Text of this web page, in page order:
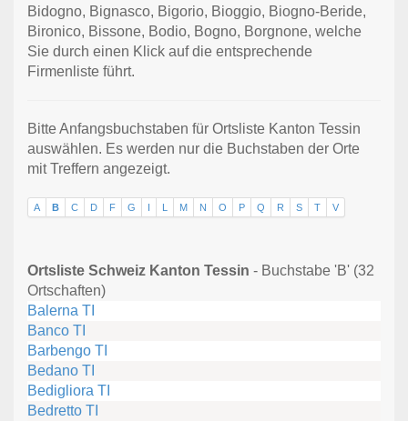
Bidogno, Bignasco, Bigorio, Bioggio, Biogno-Beride,
Bironico, Bissone, Bodio, Bogno, Borgnone, welche
Sie durch einen Klick auf die entsprechende
Firmenliste führt.
Bitte Anfangsbuchstaben für Ortsliste Kanton Tessin
auswählen. Es werden nur die Buchstaben der Orte
mit Treffern angezeigt.
A B C D F G I L M N O P Q R S T V
Ortsliste Schweiz Kanton Tessin - Buchstabe 'B' (32
Ortschaften)
Balerna TI
Banco TI
Barbengo TI
Bedano TI
Bedigliora TI
Bedretto TI